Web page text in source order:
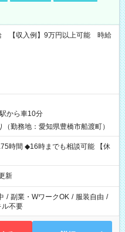
【収入例】9万円以上可能 時給
から車10分
勤務地：愛知県豊橋市船渡町）
可能 【休
新
/ 副業・WワークOK / 服装自由 /
ル不要